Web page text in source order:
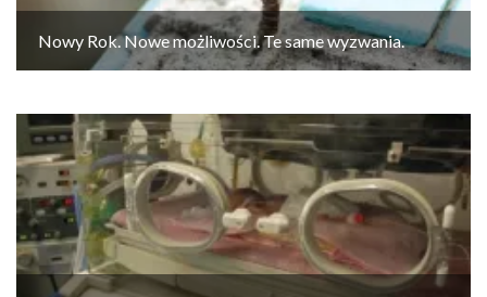
Nowy Rok. Nowe możliwości. Te same wyzwania.